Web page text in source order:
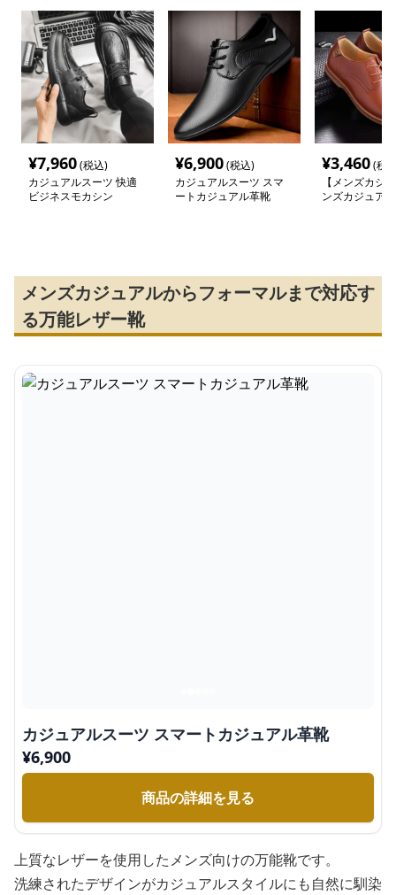
¥7,960(税込)
カジュアルスーツ 快適
ビジネスモカシン
¥6,900(税込)
カジュアルスーツ スマ
ートカジュアル革靴
¥3,460(税
【メンズカジ
ンズカジュア
メンズカジュアルからフォーマルまで対応す
る万能レザー靴
カジュアルスーツ スマートカジュアル革靴
¥6,900
商品の詳細を見る
上質なレザーを使用したメンズ向けの万能靴です。
洗練されたデザインがカジュアルスタイルにも自然に馴染